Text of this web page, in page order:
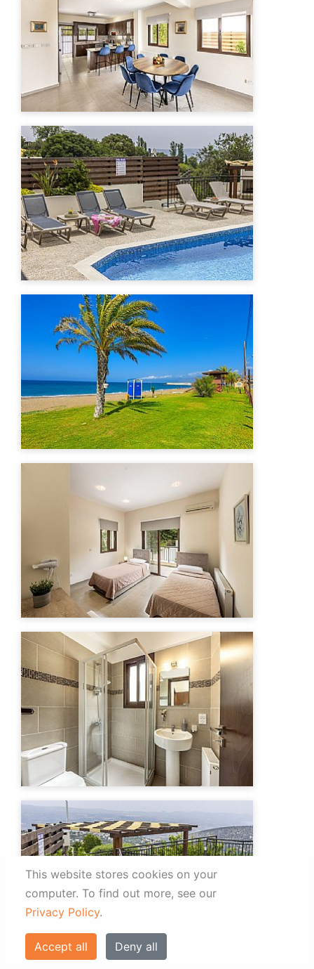
This website stores cookies on your
computer. To find out more, see our
Privacy Policy.
Accept all Deny all